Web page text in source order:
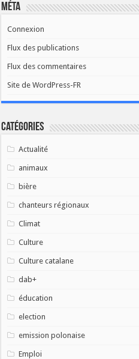
Méta
Connexion
Flux des publications
Flux des commentaires
Site de WordPress-FR
Catégories
Actualité
animaux
bière
chanteurs régionaux
Climat
Culture
Culture catalane
dab+
éducation
election
emission polonaise
Emploi